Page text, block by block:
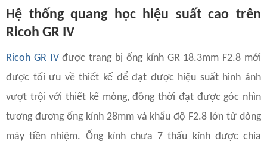
Hệ thống quang học hiệu suất cao trên
Ricoh GR IV
Ricoh GR IVđược trang bị ống kính GR 18.3mm F2.8 mới
được tối ưu về thiết kế để đạt được hiệu suất hình ảnh
vượt trội với thiết kế mỏng, đồng thời đạt được góc nhìn
tương đương ống kính 28mm và khẩu độ F2.8 lớn từ dòng
máy tiền nhiệm. Ống kính chưa 7 thấu kính được chia